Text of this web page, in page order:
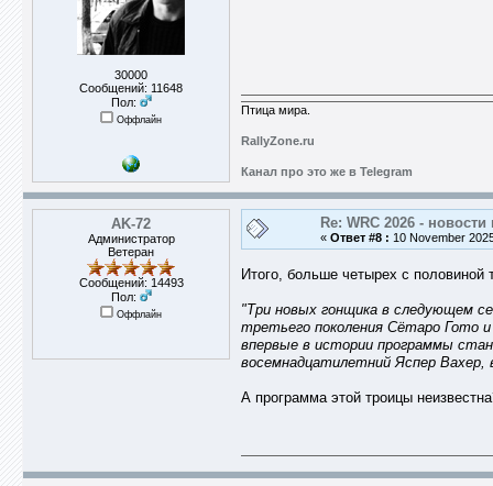
30000
Сообщений: 11648
Пол:
Оффлайн
Птица мира.
RallyZone.ru
Канал про это же в Telegram
AK-72
Администратор
Ветеран
Сообщений: 14493
Пол:
Оффлайн
Re: WRC 2026 - новости
« Ответ #8 : 10 November
Итого, больше четырех с половиной
"Три новых гонщика в следующем
третьего поколения Сётаро Гото
впервые в истории программы
восемнадцатилетний Яспер
А программа этой троицы